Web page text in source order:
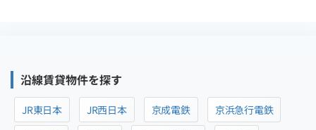
沿線賃貸物件を探す
JR東日本 JR西日本 京成電鉄
京浜急行電鉄